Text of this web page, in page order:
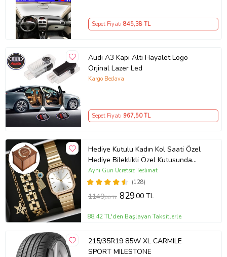
Sepet Fiyatı 845,38 TL
Audi A3 Kapı Altı Hayalet Logo
Orjinal Lazer Led
Kargo Bedava
Sepet Fiyatı 967,50 TL
Hediye Kutulu Kadın Kol Saati Özel
Hediye Bileklikli Özel Kutusunda
(Gold)
(128)
Aynı Gün Ücretsiz Teslimat
1149,00 TL 829,00 TL
88,42 TL'den Başlayan Taksitlerle
215/35R19 85W XL CARMILE
SPORT MILESTONE